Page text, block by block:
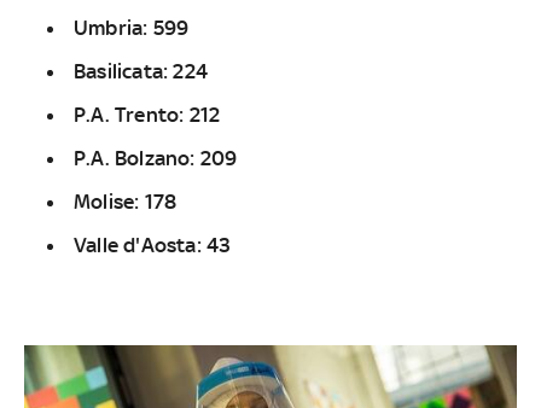
Umbria: 599
Basilicata: 224
P.A. Trento: 212
P.A. Bolzano: 209
Molise: 178
Valle d'Aosta: 43